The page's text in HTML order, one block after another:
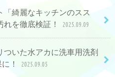
「綺麗なキッチンのスス
を徹底検証！
2025.09.09
ついた水アカに洗車用洗剤
！
2025.09.05